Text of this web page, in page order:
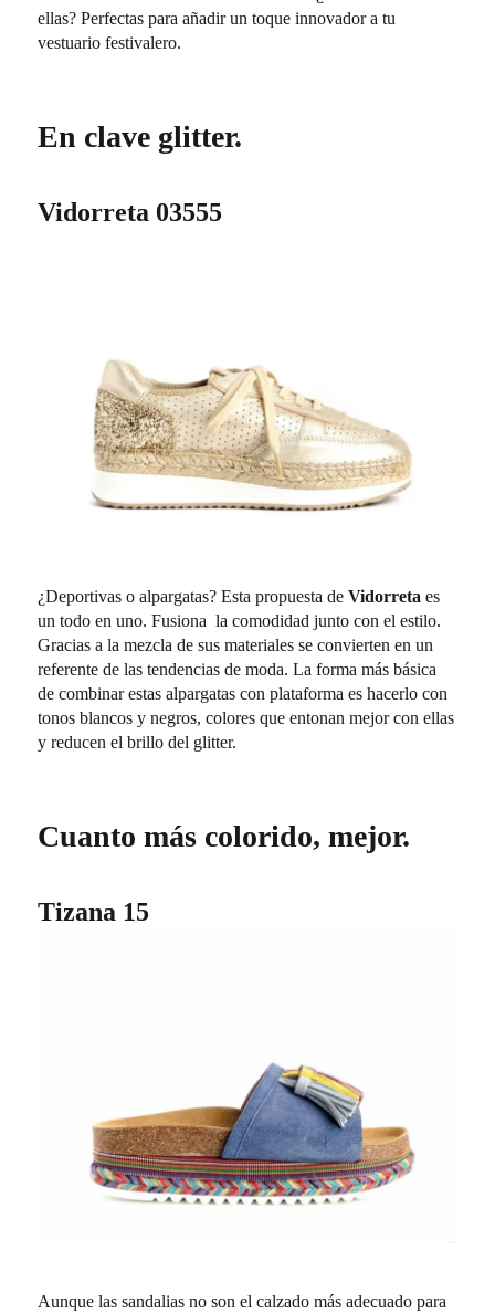
ellas? Perfectas para añadir un toque innovador a tu
vestuario festivalero.
En clave glitter.
Vidorreta 03555
¿Deportivas o alpargatas? Esta propuesta deVidorreta es
un todo en uno. Fusiona la comodidad junto con el estilo.
Gracias a la mezcla de sus materiales se convierten en un
referente de las tendencias de moda. La forma más básica
de combinar estas alpargatas con plataforma es hacerlo con
tonos blancos y negros, colores que entonan mejor con ellas
y reducen el brillo del glitter.
Cuanto más colorido, mejor.
Tizana 15
Aunque las sandalias no son el calzado más adecuado para